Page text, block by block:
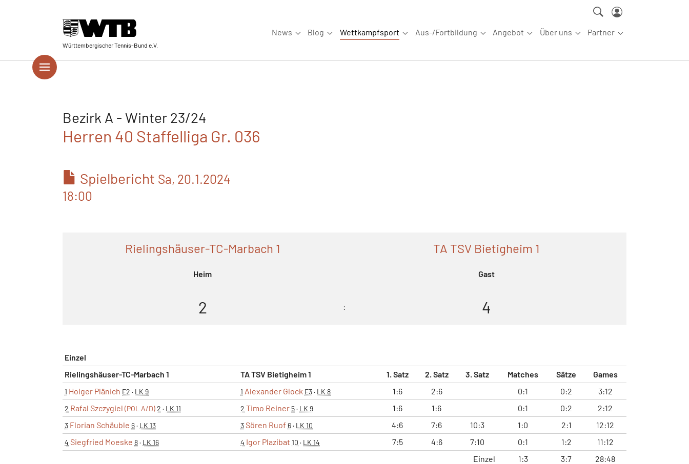
Württembergischer Tennis-Bund e.V.
News
Submenu for "News"
Blog
Submenu for "Blog"
Wettkampfsport
Submenu for "Wettkampfsport"
Aus-/Fortbildung
Submenu for "Aus-/Fortbildung"
Angebot
Submenu for "Angebot"
Über uns
Submenu for "Über uns"
Partner
Submenu for
Bezirk A - Winter 23/24
Herren 40 Staffelliga Gr. 036
Spielbericht Sa, 20.1.2024
18:00
Rielingshäuser-TC-Marbach 1
Heim
TA TSV Bietigheim 1
Gast
2 : 4
Einzel
Rielingshäuser-TC-Marbach 1
TA TSV Bietigheim 1 1. Satz 2. Satz 3. Satz Matches Sätze Games
1 Holger Plänich E2 · LK 9 1 Alexander Glock E3· LK 8 1:6 2:6 0:1 0:2 3:12
2 Rafal Szczygiel (POL A/D)2 · LK 11 2 Timo Reiner 5· LK 9 1:6 1:6 0:1 0:2 2:12
3 Florian Schäuble 6· LK 13 3Sören Ruof 6· LK 10 4:6 7:6 10:3 1:0 2:1 12:12
4 Siegfried Moeske 8· LK 16 4 Igor Plazibat 10 · LK 14 7:5 4:6 7:10 0:1 1:2
11:12
Einzel
1:3 3:7
28:48